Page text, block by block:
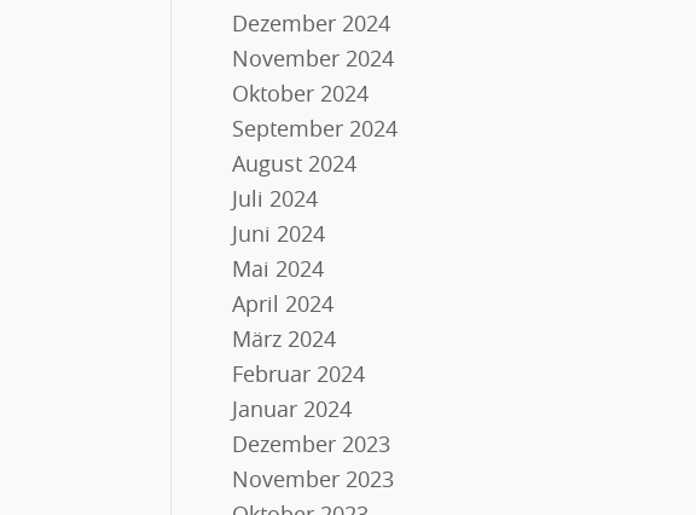
Dezember 2024
November 2024
Oktober 2024
September 2024
August 2024
Juli 2024
Juni 2024
Mai 2024
April 2024
März 2024
Februar 2024
Januar 2024
Dezember 2023
November 2023